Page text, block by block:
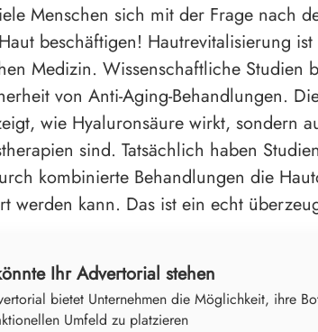
Menschen sich mit der Frage nach
beschäftigen! Hautrevitalisierung
Medizin. Wissenschaftliche Studien
von Anti-Aging-Behandlungen.
wie Hyaluronsäure wirkt, sondern
sind. Tatsächlich haben Studien
kombinierte Behandlungen die
werden kann. Das ist ein echt
Ihr Advertorial stehen
bietet Unternehmen die Möglichkeit, ihre
Umfeld zu platzieren